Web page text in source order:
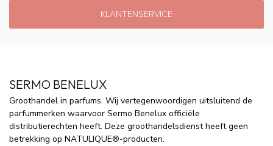
KLANTENSERVICE
SERMO BENELUX
Groothandel in parfums. Wij vertegenwoordigen uitsluitend de
parfummerken waarvoor Sermo Benelux officiële
distributierechten heeft. Deze groothandelsdienst heeft geen
betrekking op NATULIQUE®-producten.